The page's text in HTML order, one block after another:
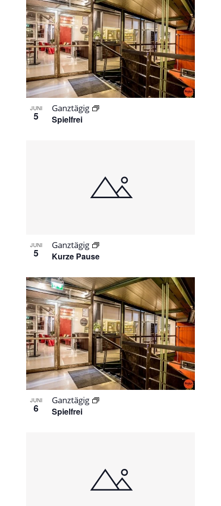
JUNI
5 Spielfrei
Ganztägig
JUNI
5 Kurze Pause
Ganztägig
JUNI
6 Spielfrei
Ganztägig